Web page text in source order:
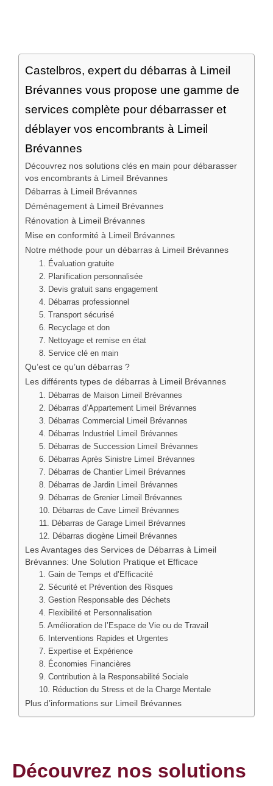
Castelbros, expert du débarras à Limeil
Brévannes vous propose une gamme de
services complète pour débarrasser et
déblayer vos encombrants à Limeil
Brévannes
Découvrez nos solutions clés en main pour débarasser
vos encombrants à Limeil Brévannes
Débarras à Limeil Brévannes
Déménagement à Limeil Brévannes
Rénovation à Limeil Brévannes
Mise en conformité à Limeil Brévannes
Notre méthode pour un débarras à Limeil Brévannes
1. Évaluation gratuite
2. Planification personnalisée
3. Devis gratuit sans engagement
4. Débarras professionnel
5. Transport sécurisé
6. Recyclage et don
7. Nettoyage et remise en état
8. Service clé en main
Qu’est ce qu’un débarras ?
Les différents types de débarras à Limeil Brévannes
1. Débarras de Maison Limeil Brévannes
2. Débarras d’Appartement Limeil Brévannes
3. Débarras Commercial Limeil Brévannes
4. Débarras Industriel Limeil Brévannes
5. Débarras de Succession Limeil Brévannes
6. Débarras Après Sinistre Limeil Brévannes
7. Débarras de Chantier Limeil Brévannes
8. Débarras de Jardin Limeil Brévannes
9. Débarras de Grenier Limeil Brévannes
10. Débarras de Cave Limeil Brévannes
11. Débarras de Garage Limeil Brévannes
12. Débarras diogène Limeil Brévannes
Les Avantages des Services de Débarras à Limeil
Brévannes: Une Solution Pratique et Efficace
1. Gain de Temps et d’Efficacité
2. Sécurité et Prévention des Risques
3. Gestion Responsable des Déchets
4. Flexibilité et Personnalisation
5. Amélioration de l’Espace de Vie ou de Travail
6. Interventions Rapides et Urgentes
7. Expertise et Expérience
8. Économies Financières
9. Contribution à la Responsabilité Sociale
10. Réduction du Stress et de la Charge Mentale
Plus d’informations sur Limeil Brévannes
Découvrez nos solutions